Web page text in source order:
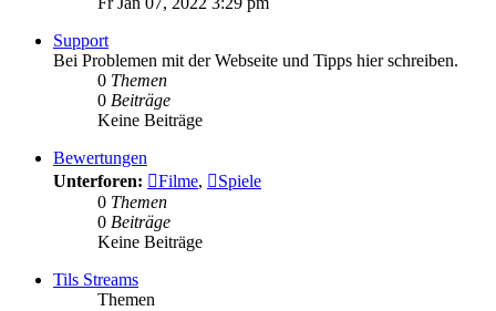
Support
Bei Problemen mit der Webseite und Tipps hier schreiben.
0 Themen
0 Beiträge
Keine Beiträge
Bewertungen
Unterforen:
Filme,
Spiele
0 Themen
0 Beiträge
Keine Beiträge
Tils Streams
Themen